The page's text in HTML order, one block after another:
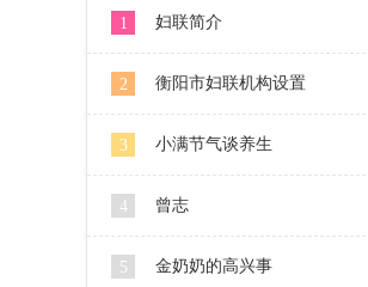
1 妇联简介
2 衡阳市妇联机构设置
3 小满节气谈养生
4 曾志
5 金奶奶的高兴事